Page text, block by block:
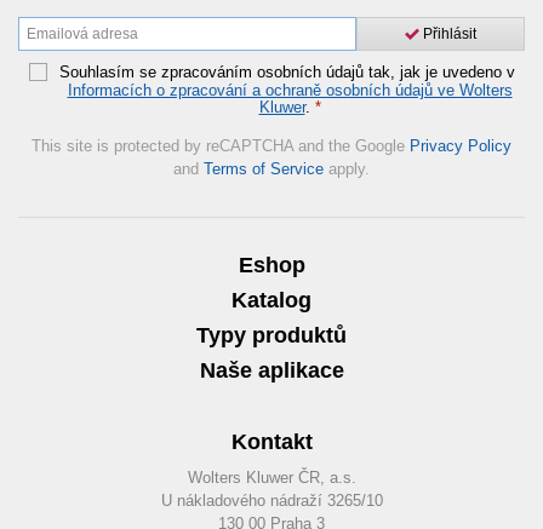
Přihlásit
Souhlasím se zpracováním osobních údajů tak, jak je uvedeno v
Informacích o zpracování a ochraně osobních údajů ve Wolters
Kluwer. *
This site is protected by reCAPTCHA and the Google Privacy Policy
and Terms of Service apply.
Eshop
Katalog
Typy produktů
Naše aplikace
Kontakt
Wolters Kluwer ČR, a.s.
U nákladového nádraží 3265/10
130 00 Praha 3